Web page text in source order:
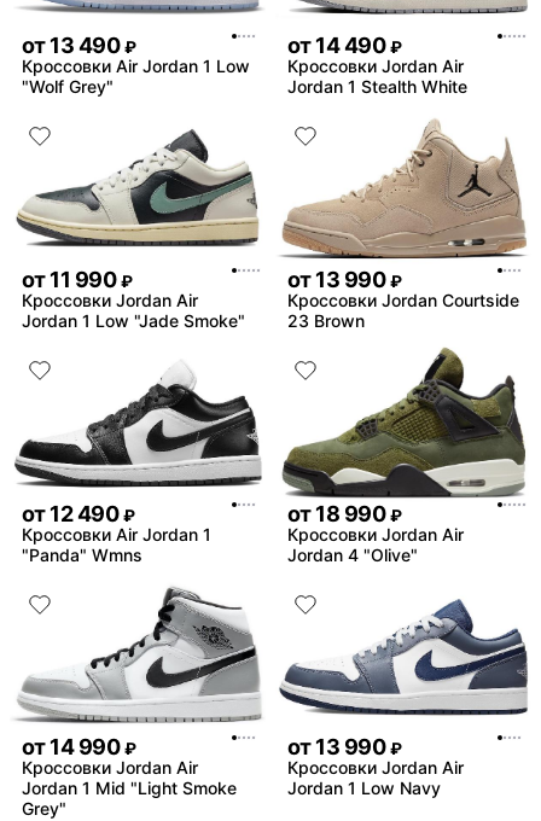
от13 490 ₽
Кроссовки Air Jordan 1 Low
"Wolf Grey"
от14 490 ₽
Кроссовки Jordan Air
Jordan 1 Stealth White
от11 990 ₽
Кроссовки Jordan Air
Jordan 1 Low "Jade Smoke"
от13 990 ₽
Кроссовки Jordan Courtside
23 Brown
от12 490 ₽
Кроссовки Air Jordan 1
"Panda" Wmns
от18 990 ₽
Кроссовки Jordan Air
Jordan 4 "Olive"
от14 990 ₽
Кроссовки Jordan Air
Jordan 1 Mid "Light Smoke
Grey"
от13 990 ₽
Кроссовки Jordan Air
Jordan 1 Low Navy